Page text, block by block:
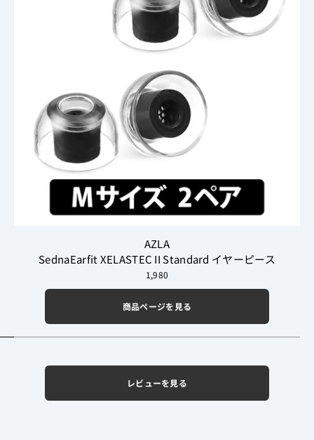
AZLA
SednaEarfit XELASTEC II Standard イヤーピース
1,980
商品ページを見る
レビューを見る